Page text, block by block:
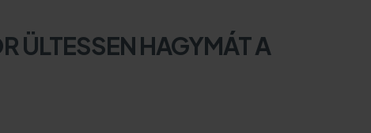
ÜLTESSEN HAGYMÁT A